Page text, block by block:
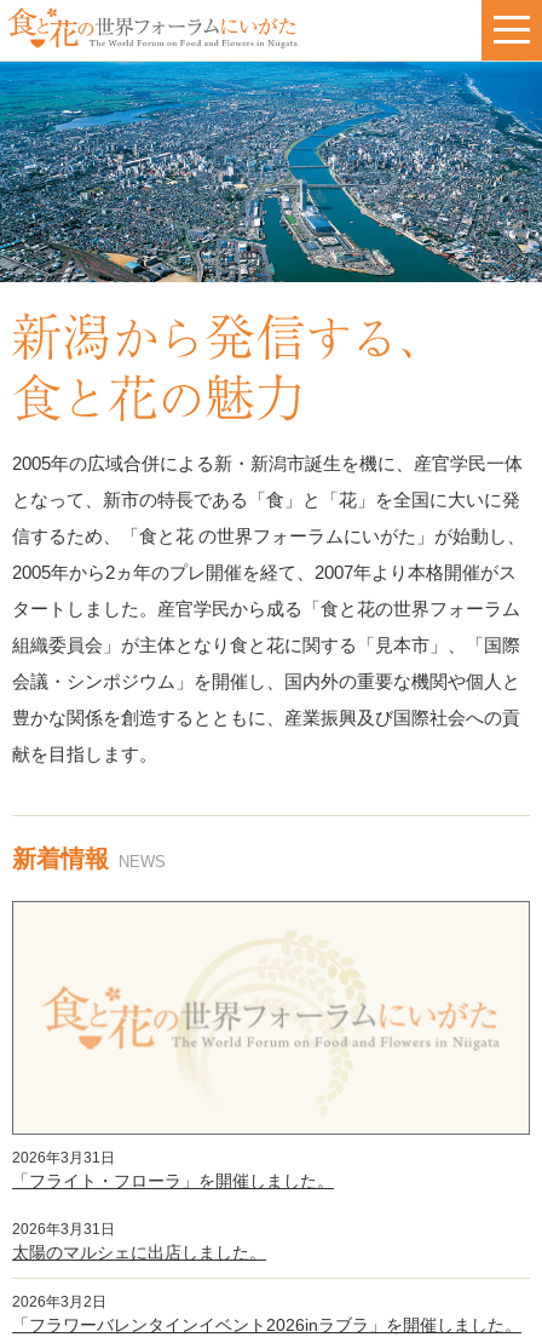
2005年の広域合併による新・新潟市誕生を機に、産官学民一体
となって、新市の特長である「食」と「花」を全国に大いに発
信するため、「食と花 の世界フォーラムにいがた」が始動し、
2005年から2ヵ年のプレ開催を経て、2007年より本格開催がス
タートしました。産官学民から成る「食と花の世界フォーラム
組織委員会」が主体となり食と花に関する「見本市」、「国際
会議・シンポジウム」を開催し、国内外の重要な機関や個人と
豊かな関係を創造するとともに、産業振興及び国際社会への貢
献を目指します。
新着情報 NEWS
2026年3月31日
「フライト・フローラ」を開催しました。
2026年3月31日
太陽のマルシェに出店しました。
2026年3月2日
「フラワーバレンタインイベント2026inラブラ」を開催しました。